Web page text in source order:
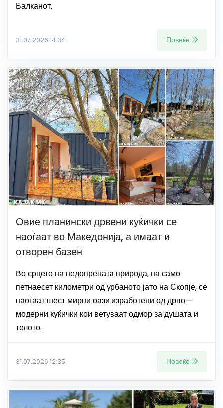
Балканот.
31.07.2026 14:34 Повеќе
Овие планински дрвени куќички се
наоѓаат во Македонија, а имаат и
отворен базен
Во срцето на недопрената природа, на само
петнаесет километри од урбаното јато на Скопје, се
наоѓаат шест мирни оази изработени од дрво—
модерни куќички кои ветуваат одмор за душата и
телото.
31.07.2026 12:35 Повеќе